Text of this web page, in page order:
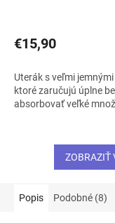
€15,90
Uterák s veľmi
ktoré zaručujú úplne
absorbovať veľké
ZOBRAZIŤ
Popis Podobné (8)